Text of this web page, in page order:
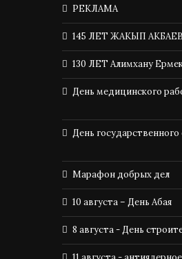
РЕКЛАМА
145 ЛЕТ ЖАКЫП
130 ЛЕТ Алимхану
День медицинского
День
Марафон добрых дел
10 августа – День Абая
8 августа - День